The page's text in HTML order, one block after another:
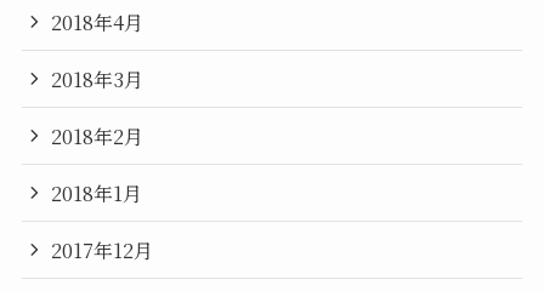
2018年4月
2018年3月
2018年2月
2018年1月
2017年12月